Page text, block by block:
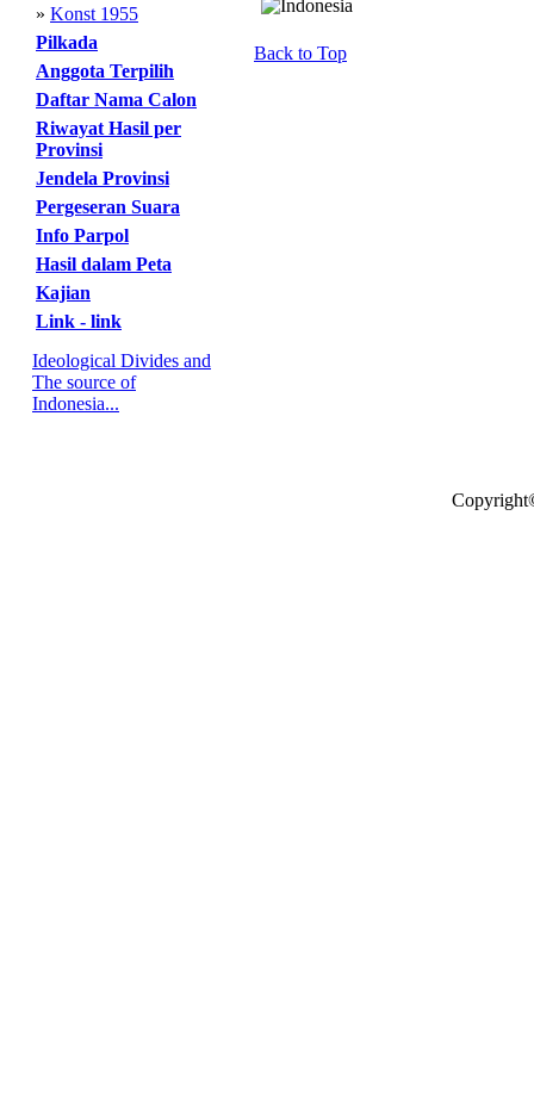
» Konst 1955
Pilkada
Anggota Terpilih
Daftar Nama Calon
Riwayat Hasil per
Provinsi
Jendela Provinsi
Pergeseran Suara
Info Parpol
Hasil dalam Peta
Kajian
Link - link
Ideological Divides and
The source of
Indonesia...
Back to Top